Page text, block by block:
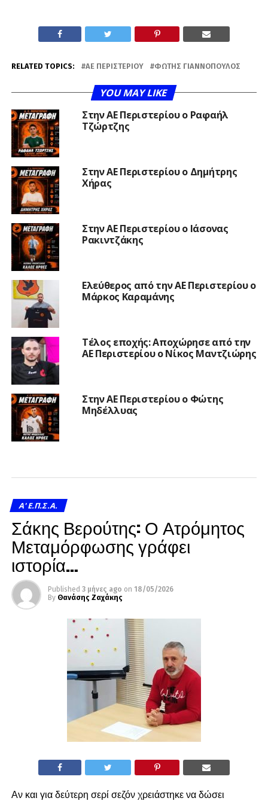
RELATED TOPICS: ΑΕ ΠΕΡΙΣΤΕΡΊΟΥ ΦΏΤΗΣ ΓΙΑΝΝΌΠΟΥΛΟΣ
YOU MAY LIKE
Στην ΑΕ Περιστερίου ο Ραφαήλ
Τζώρτζης
Στην ΑΕ Περιστερίου ο Δημήτρης
Χήρας
Στην ΑΕ Περιστερίου ο Ιάσονας
Ρακιντζάκης
Ελεύθερος από την ΑΕ Περιστερίου ο
Μάρκος Καραμάνης
Τέλος εποχής: Αποχώρησε από την
ΑΕ Περιστερίου ο Νίκος Μαντζιώρης
Στην ΑΕ Περιστερίου ο Φώτης
Μηδέλλυας
A' Ε.Π.Σ.Α.
Σάκης Βερούτης: Ο Ατρόμητος
Μεταμόρφωσης γράφει
ιστορία…
Published 3 μήνες ago on 18/05/2026
By Θανάσης Ζαχάκης
Αν και για δεύτερη σερί σεζόν χρειάστηκε να δώσει